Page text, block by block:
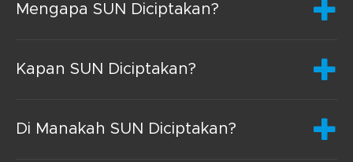
Mengapa SUN Diciptakan?
Kapan SUN Diciptakan?
Di Manakah SUN Diciptakan?